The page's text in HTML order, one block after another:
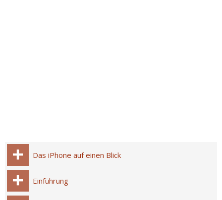
Das iPhone auf einen Blick
Einführung